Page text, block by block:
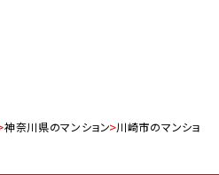
神奈川県のマンション 川崎市のマンション